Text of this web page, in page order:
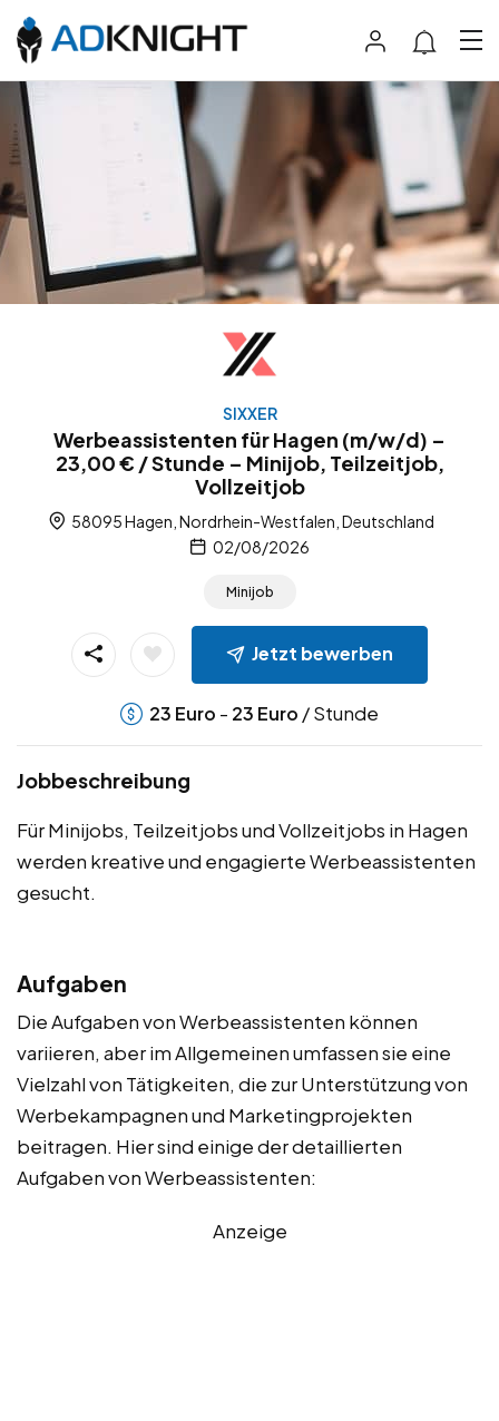
SIXXER
Werbeassistenten für Hagen (m/w/d) –
23,00 € / Stunde – Minijob, Teilzeitjob,
Vollzeitjob
58095 Hagen, Nordrhein-Westfalen, Deutschland
02/08/2026
Minijob
Jetzt bewerben
23 Euro - 23 Euro / Stunde
Jobbeschreibung
Für Minijobs, Teilzeitjobs und Vollzeitjobs in Hagen
werden kreative und engagierte Werbeassistenten
gesucht.
Aufgaben
Die Aufgaben von Werbeassistenten können
variieren, aber im Allgemeinen umfassen sie eine
Vielzahl von Tätigkeiten, die zur Unterstützung von
Werbekampagnen und Marketingprojekten
beitragen. Hier sind einige der detaillierten
Aufgaben von Werbeassistenten:
Anzeige